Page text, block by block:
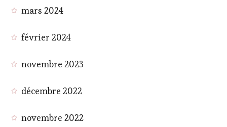
mars 2024
février 2024
novembre 2023
décembre 2022
novembre 2022